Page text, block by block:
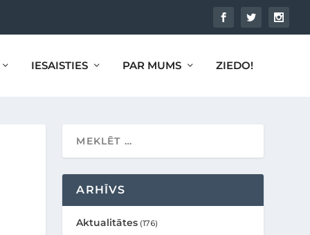
IESAISTIES PAR MUMS ZIEDO!
ARHĪVS
Aktualitātes (176)